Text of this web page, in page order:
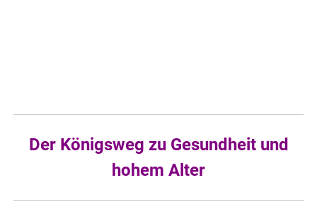
Der Königsweg zu Gesundheit und
hohem Alter